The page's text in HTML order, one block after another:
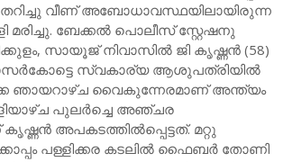
വീണ് അബോധാവസ്ഥയിലായിരുന്ന
മരിച്ചു. ബേക്കൽ പൊലീസ് സ്റ്റേഷനു
സായൂജ് നിവാസിൽ ജി കൃഷ്ണൻ (58)
സ്വകാര്യ ആശുപത്രിയിൽ
ഞായറാഴ്ച വൈകുന്നേരമാണ് അന്ത്യം
പുലർച്ചെ അഞ്ചര
അപകടത്തിൽപ്പെട്ടത്. മറ്റു
പള്ളിക്കര കടലിൽ ഫൈബർ തോണി